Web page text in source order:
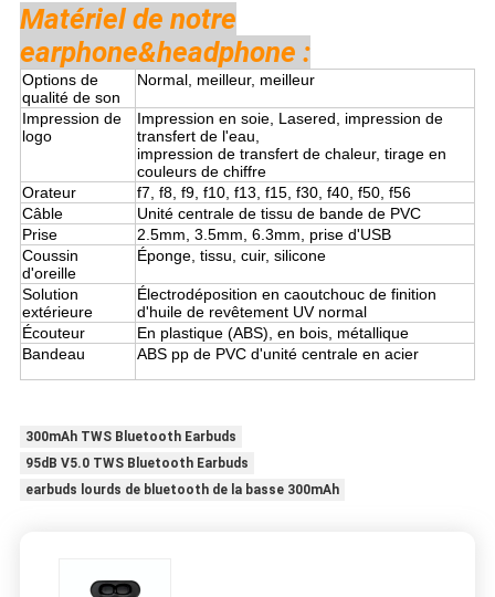
Matériel de notre
earphone&headphone :
Options de
qualité de son
Normal, meilleur, meilleur
Impression de
logo
Impression en soie, Lasered, impression de
transfert de l'eau,
impression de transfert de chaleur, tirage en
couleurs de chiffre
Orateur
f7, f8, f9, f10, f13, f15, f30, f40, f50, f56
Câble
Unité centrale de tissu de bande de PVC
Prise
2.5mm, 3.5mm, 6.3mm, prise d'USB
Coussin
d'oreille
Éponge, tissu, cuir, silicone
Solution
extérieure
Électrodéposition en caoutchouc de finition
d'huile de revêtement UV normal
Écouteur
En plastique (ABS), en bois, métallique
Bandeau
ABS pp de PVC d'unité centrale en acier
300mAh TWS Bluetooth Earbuds
95dB V5.0 TWS Bluetooth Earbuds
earbuds lourds de bluetooth de la basse 300mAh